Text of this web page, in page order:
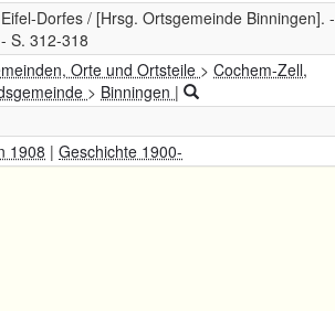
Dorfes / [Hrsg. Ortsgemeinde Binningen]. -
S. 312-318
Orte und Ortsteile > Cochem-Zell,
> Binningen |
1908 | Geschichte 1900-